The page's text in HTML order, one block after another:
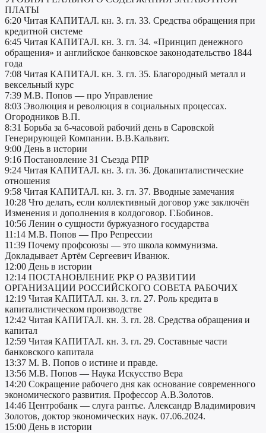
ПЛАТЫ
6:20 Читая КАПИТАЛ. кн. 3. гл. 33. Средства обращения при
кредитной системе
6:45 Читая КАПИТАЛ. кн. 3. гл. 34. «Принцип денежного
обращения» и английское банковское законодательство 1844
года
7:08 Читая КАПИТАЛ. кн. 3. гл. 35. Благородный металл и
вексельный курс
7:39 М.В. Попов — про Управление
8:03 Эволюция и революция в социальных процессах.
Огородников В.П.
8:31 Борьба за 6-часовой рабочий день в Саровской
Генерирующей Компании. В.В.Кальвит.
9:00 День в истории
9:16 Постановление 31 Съезда РПР
9:24 Читая КАПИТАЛ. кн. 3. гл. 36. Докапиталистические
отношения
9:58 Читая КАПИТАЛ. кн. 3. гл. 37. Вводные замечания
10:28 Что делать, если коллективный договор уже заключён
Изменения и дополнения в колдоговор. Г.Бобинов.
10:56 Ленин о сущности буржуазного государства
11:14 М.В. Попов — Про Репрессии
11:39 Почему профсоюзы — это школа коммунизма.
Докладывает Артём Сергеевич Иванюк.
12:00 День в истории
12:14 ПОСТАНОВЛЕНИЕ РКР О РАЗВИТИИ
ОРГАНИЗАЦИИ РОССИЙСКОГО СОВЕТА РАБОЧИХ
12:19 Читая КАПИТАЛ. кн. 3. гл. 27. Роль кредита в
капиталистическом производстве
12:42 Читая КАПИТАЛ. кн. 3. гл. 28. Средства обращения и
капитал
12:59 Читая КАПИТАЛ. кн. 3. гл. 29. Составные части
банковского капитала
13:37 М. В. Попов о истине и правде.
13:56 М.В. Попов — Наука Искусство Вера
14:20 Сокращение рабочего дня как основание современного
экономического развития. Профессор А.В.Золотов.
14:46 Центробанк — слуга рантье. Александр Владимирович
Золотов, доктор экономических наук. 07.06.2024.
15:00 День в истории